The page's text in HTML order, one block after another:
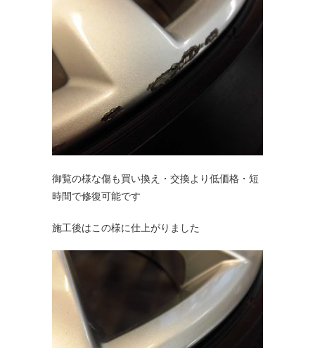
御覧の様な傷も買い換え・交換より低価格・短
時間で修復可能です
施工後はこの様に仕上がりました